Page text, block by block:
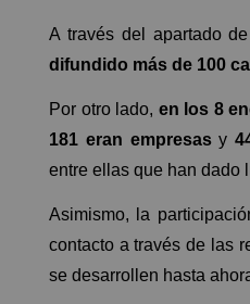
A través del apartado
difundido más de 100
Por otro lado, en los 8
181 eran empresasy
entre ellas que han dado
Asimismo, la
contacto a través de las
se desarrollen hasta